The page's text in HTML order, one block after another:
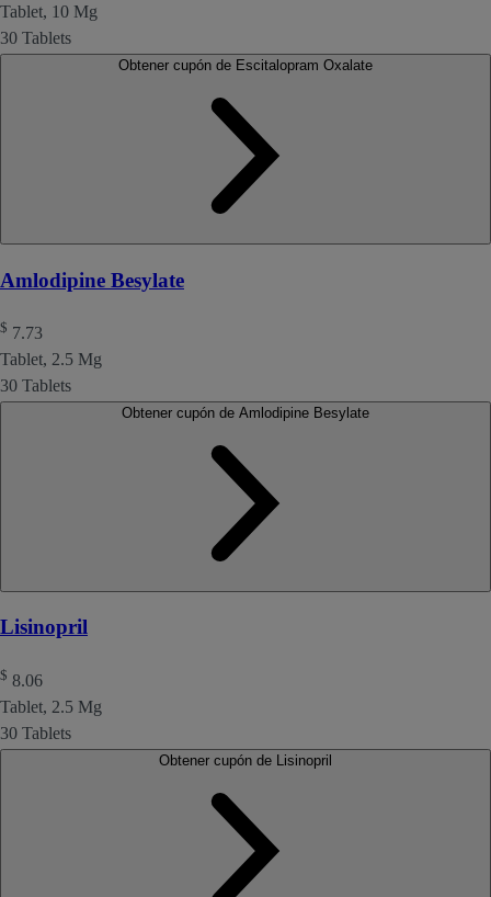
Tablet, 10 Mg
30 Tablets
Amlodipine Besylate
$ 7.73
Tablet, 2.5 Mg
30 Tablets
Lisinopril
$ 8.06
Tablet, 2.5 Mg
30 Tablets